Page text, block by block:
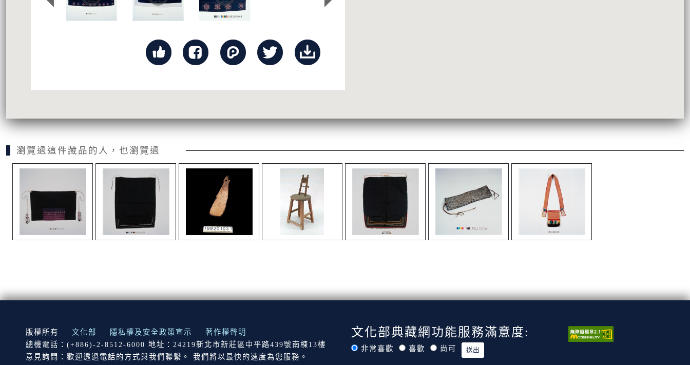
瀏覽過這件藏品的人，也瀏覽過
:::
版權所有 文化部 隱私權及安全政策宣示
著作權聲明
總機電話：(+886)-2-8512-6000 地址：24219新北市新莊區中平路439號南棟13樓
意見詢問：歡迎透過電話的方式與我們聯繫。 我們將以最快的速度為您服務。
文化部典藏網功能服務滿意度:
非常喜歡 喜歡 尚可